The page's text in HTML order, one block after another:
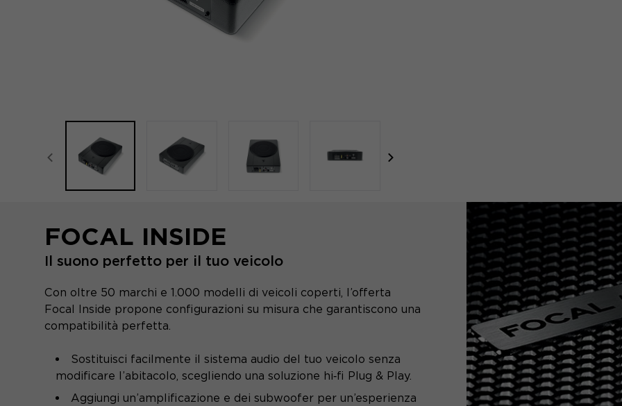
focal-naim-frontent::misc.prev_label focal-naim-frontent::misc.next_label
FOCAL INSIDE
Il suono perfetto per il tuo veicolo
Con oltre 50 marchi e 1.000 modelli di veicoli coperti, l’offerta
Focal Inside propone configurazioni su misura che garantiscono una
compatibilità perfetta.
Sostituisci facilmente il sistema audio del tuo veicolo senza
modificare l’abitacolo, scegliendo una soluzione hi‑fi Plug & Play.
Aggiungi un’amplificazione e dei subwoofer per un’esperienza